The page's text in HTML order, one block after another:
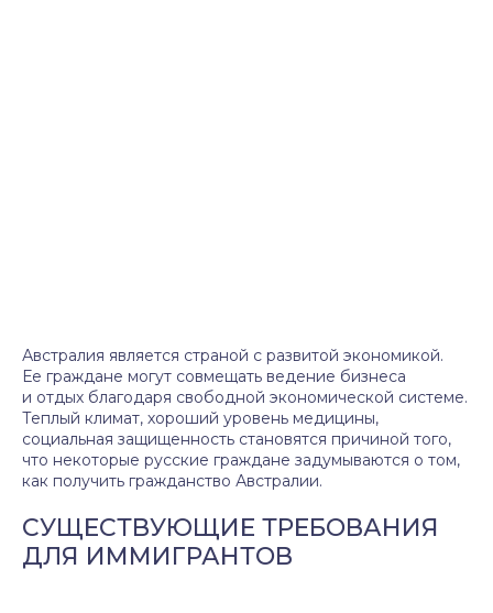
Австралия является страной с развитой экономикой.
Ее граждане могут совмещать ведение бизнеса
и отдых благодаря свободной экономической системе.
Теплый климат, хороший уровень медицины,
социальная защищенность становятся причиной того,
что некоторые русские граждане задумываются о том,
как получить гражданство Австралии.
СУЩЕСТВУЮЩИЕ ТРЕБОВАНИЯ
ДЛЯ ИММИГРАНТОВ